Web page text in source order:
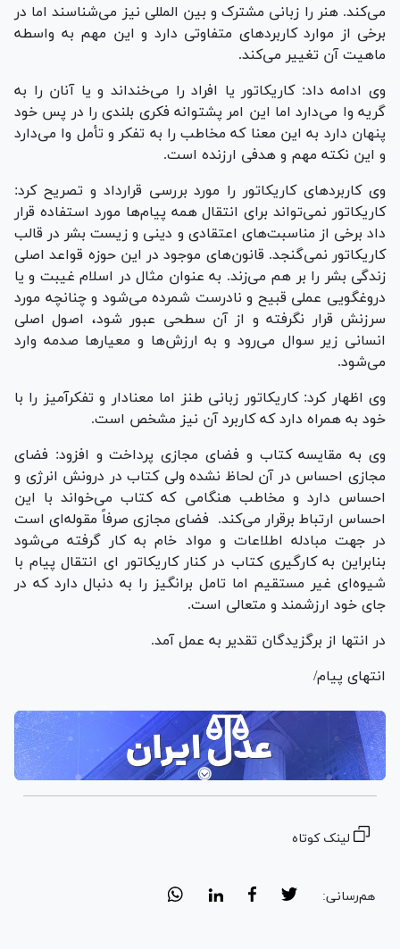
می‌کند. هنر را زبانی مشترک و بین المللی نیز می‌شناسند اما در
برخی از موارد کاربردهای متفاوتی دارد و این مهم به واسطه
ماهیت آن تغییر می‌کند.
وی ادامه داد: کاریکاتور یا افراد را می‌خنداند و یا آنان را به
گریه وا می‌دارد اما این امر پشتوانه فکری بلندی را در پس خود
پنهان دارد به این معنا که مخاطب را به تفکر و تأمل وا می‌دارد
و این نکته مهم و هدفی ارزنده است.
وی کاربردهای کاریکاتور را مورد بررسی قرارداد و تصریح کرد:
کاریکاتور نمی‌تواند برای انتقال همه پیام‌ها مورد استفاده قرار
داد برخی از مناسبت‌های اعتقادی و دینی و زیست بشر در قالب
کاریکاتور نمی‌گنجد. قانون‌های موجود در این حوزه قواعد اصلی
زندگی بشر را بر هم می‌زند. به عنوان مثال در اسلام غیبت و یا
دروغگویی عملی قبیح و نادرست شمرده می‌شود و چنانچه مورد
سرزنش قرار نگرفته و از آن سطحی عبور شود، اصول اصلی
انسانی زیر سوال می‌رود و به ارزش‌ها و معیارها صدمه وارد
می‌شود.
وی اظهار کرد: کاریکاتور زبانی طنز اما معنادار و تفکرآمیز را با
خود به همراه دارد که کاربرد آن نیز مشخص است.
وی به مقایسه کتاب و فضای مجازی پرداخت و افزود: فضای
مجازی احساس در آن لحاظ نشده ولی کتاب در درونش انرژی و
احساس دارد و مخاطب هنگامی که کتاب می‌خواند با این
احساس ارتباط برقرار می‌کند. فضای مجازی صرفاً مقوله‌ای است
در جهت مبادله اطلاعات و مواد خام به کار گرفته می‌شود
بنابراین به کارگیری کتاب در کنار کاریکاتور ای انتقال پیام با
شیوه‌ای غیر مستقیم اما تامل برانگیز را به دنبال دارد که در
جای خود ارزشمند و متعالی است.
در انتها از برگزیدگان تقدیر به عمل آمد.
انتهای پیام/
لینک کوتاه
هم‌رسانی: